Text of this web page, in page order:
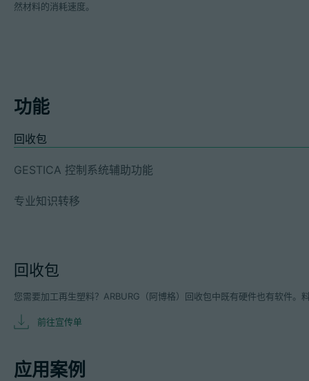
然材料的消耗速度。
功能
回收包
GESTICA 控制系统辅助功能
专业知识转移
回收包
您需要加工再生塑料？ARBURG（阿博格）回收包中既有硬件也有软件
前往宣传单
应用案例